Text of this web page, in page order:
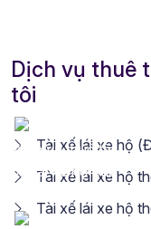
Dịch vụ thuê
tôi
Tài xế lái xe hộ
Tài xế lái xe hộ
Tài xế lái xe hộ